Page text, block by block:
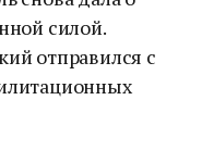
силой.
отправился с